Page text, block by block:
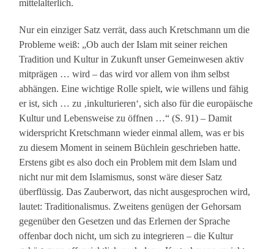
mittelalterlich.
Nur ein einziger Satz verrät, dass auch Kretschmann um die
Probleme weiß: „Ob auch der Islam mit seiner reichen
Tradition und Kultur in Zukunft unser Gemeinwesen aktiv
mitprägen … wird – das wird vor allem von ihm selbst
abhängen. Eine wichtige Rolle spielt, wie willens und fähig
er ist, sich … zu ‚inkulturieren‘, sich also für die europäische
Kultur und Lebensweise zu öffnen …“ (S. 91) – Damit
widerspricht Kretschmann wieder einmal allem, was er bis
zu diesem Moment in seinem Büchlein geschrieben hatte.
Erstens gibt es also doch ein Problem mit dem Islam und
nicht nur mit dem Islamismus, sonst wäre dieser Satz
überflüssig. Das Zauberwort, das nicht ausgesprochen wird,
lautet: Traditionalismus. Zweitens genügen der Gehorsam
gegenüber den Gesetzen und das Erlernen der Sprache
offenbar doch nicht, um sich zu integrieren – die Kultur